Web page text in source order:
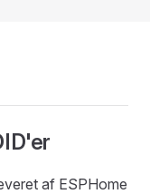
af ESPHome